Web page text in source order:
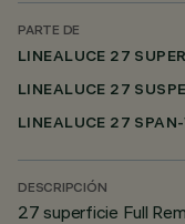
PARTE DE
LINEALUCE 27
LINEALUCE 27
LINEALUCE 27
DESCRIPCIÓN
27 superficie Full